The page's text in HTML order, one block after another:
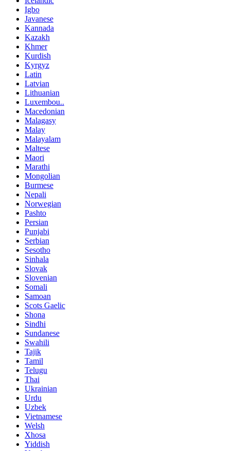
Igbo
Javanese
Kannada
Kazakh
Khmer
Kurdish
Kyrgyz
Latin
Latvian
Lithuanian
Luxembou..
Macedonian
Malagasy
Malay
Malayalam
Maltese
Maori
Marathi
Mongolian
Burmese
Nepali
Norwegian
Pashto
Persian
Punjabi
Serbian
Sesotho
Sinhala
Slovak
Slovenian
Somali
Samoan
Scots Gaelic
Shona
Sindhi
Sundanese
Swahili
Tajik
Tamil
Telugu
Thai
Ukrainian
Urdu
Uzbek
Vietnamese
Welsh
Xhosa
Yiddish